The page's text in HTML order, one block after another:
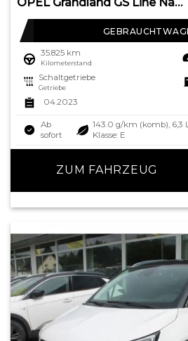
35.825 km
Kilometerstand
Schaltgetriebe
Getriebe
04.2023
Ab
sofort
143.0 g/km (komb), 6,3
Klasse: E
ZUM FAHRZEUG